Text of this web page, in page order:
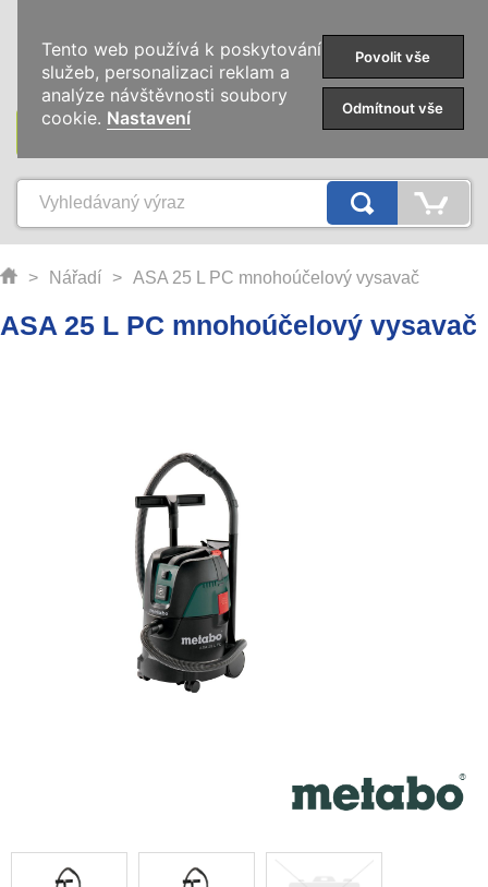
KATEGORIE
> Nářadí > ASA 25 L PC mnohoúčelový vysavač
ASA 25 L PC mnohoúčelový vysavač
Tento web používá k poskytování
služeb, personalizaci reklam a
analýze návštěvnosti soubory
cookie. Nastavení
Povolit vše
Odmítnout vše